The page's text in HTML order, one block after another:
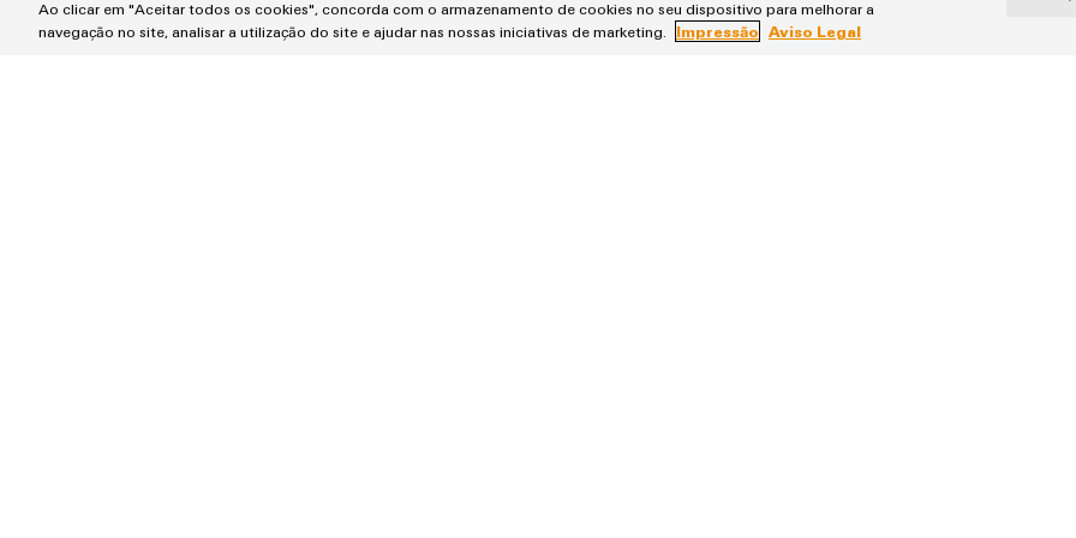
Na Weidmüller, abraçamos o espírito pioneiro
e oferecemos soluções inovadoras para a
Valor acrescentado para o armazenamento
de energias renováveis
Ao clicar em "Aceitar todos os cookies", concorda com o armazenamento de cookies no seu dispositivo para melhorar a
navegação no site, analisar a utilização do site e ajudar nas nossas iniciativas de marketing.
Impressão Aviso Legal